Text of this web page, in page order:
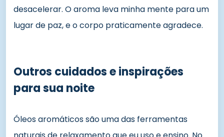
desacelerar. O aroma leva minha mente para um
lugar de paz, e o corpo praticamente agradece.
Outros cuidados e inspirações
para sua noite
Óleos aromáticos são uma das ferramentas